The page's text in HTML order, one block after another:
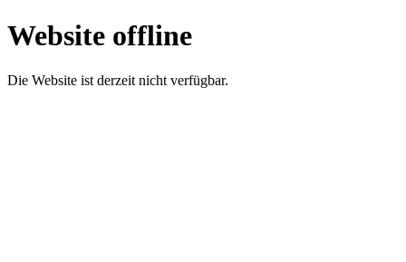
Website offline
Die Website ist derzeit nicht verfügbar.